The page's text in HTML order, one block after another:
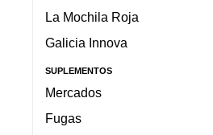
La Mochila Roja
Galicia Innova
SUPLEMENTOS
Mercados
Fugas